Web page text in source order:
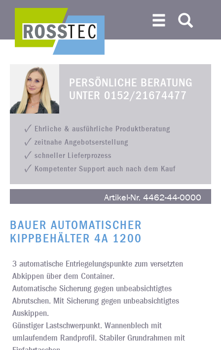
PERSÖNLICHE BERATUNG
UNTER 0152/21674477
Ehrliche & ausführliche Produktberatung
zeitnahe Angebotserstellung
schneller Lieferprozess
Kompetenter Support auch nach dem Kauf
Artikel-Nr. 4462-44-0000
BAUER AUTOMATISCHER
KIPPBEHÄLTER 4A 1200
3 automatische Entriegelungspunkte zum versetzten
Abkippen über dem Container.
Automatische Sicherung gegen unbeabsichtigtes
Abrutschen. Mit Sicherung gegen unbeabsichtigtes
Auskippen.
Günstiger Lastschwerpunkt. Wannenblech mit
umlaufendem Randprofil. Stabiler Grundrahmen mit